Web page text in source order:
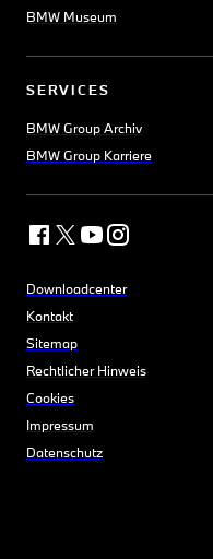
BMW Museum
SERVICES
BMW Group Archiv
BMW Group Karriere
Downloadcenter
Kontakt
Sitemap
Rechtlicher Hinweis
Cookies
Impressum
Datenschutz